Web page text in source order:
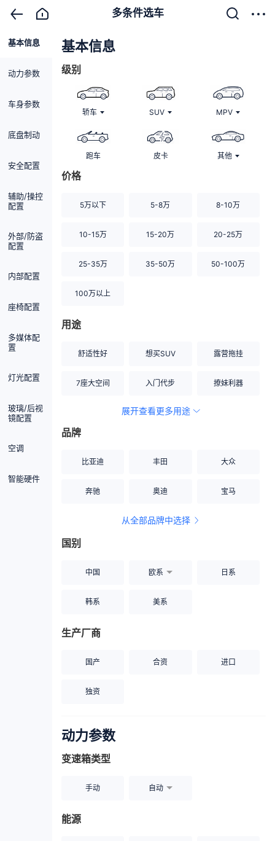
多条件选车
基本信息
动力参数
车身参数
底盘制动
安全配置
辅助/操控
配置
外部/防盗
配置
内部配置
座椅配置
多媒体配
置
灯光配置
玻璃/后视
镜配置
空调
智能硬件
基本信息
级别
轿车 SUV MPV
跑车 皮卡 其他
价格
5万以下 5-8万 8-10万
10-15万 15-20万 20-25万
25-35万 35-50万 50-100万
100万以上
用途
舒适性好 想买SUV 露营拖挂
7座大空间 入门代步 撩妹利器
空间宽敞
展开查看更多用途
品牌
比亚迪 丰田 大众
奔驰 奥迪 宝马
从全部品牌中选择
国别
中国 欧系 日系
韩系 美系
生产厂商
国产 合资 进口
独资
动力参数
变速箱类型
手动 自动
能源